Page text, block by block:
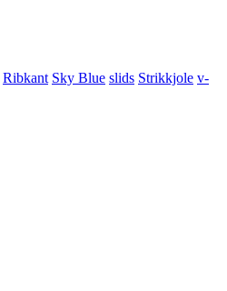
Ribkant Sky Blue slids Strikkjole v-